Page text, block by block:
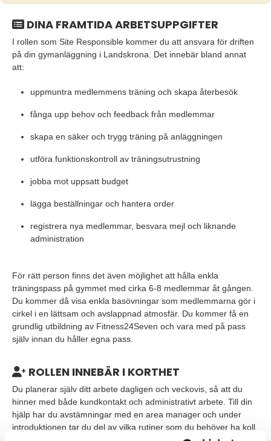
DINA FRAMTIDA ARBETSUPPGIFTER
I rollen som Site Responsible kommer du att ansvara för driften
på din gymanläggning i Landskrona. Det innebär bland annat
att:
uppmuntra medlemmens träning och skapa återbesök
fånga upp behov och feedback från medlemmar
skapa en säker och trygg träning på anläggningen
utföra funktionskontroll av träningsutrustning
jobba mot uppsatt budget
lägga beställningar och hantera order
registrera nya medlemmar, besvara mejl och liknande
administration
För rätt person finns det även möjlighet att hålla enkla
träningspass på gymmet med cirka 6-8 medlemmar åt gången.
Du kommer då visa enkla basövningar som medlemmarna gör i
cirkel i en lättsam och avslappnad atmosfär. Du kommer få en
grundlig utbildning av Fitness24Seven och vara med på pass
själv innan du håller egna pass.
ROLLEN INNEBÄR I KORTHET
Du planerar själv ditt arbete dagligen och veckovis, så att du
hinner med både kundkontakt och administrativt arbete. Till din
hjälp har du avstämningar med en area manager och under
introduktionen tar du del av vilka rutiner som du behöver ha koll